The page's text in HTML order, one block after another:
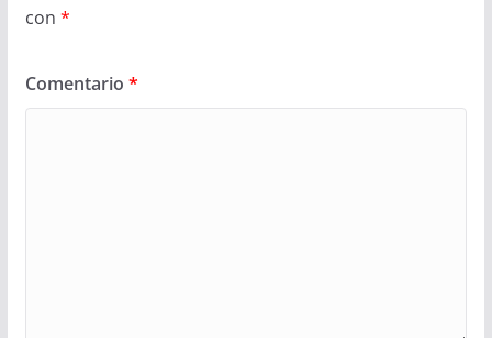
con *
Comentario *